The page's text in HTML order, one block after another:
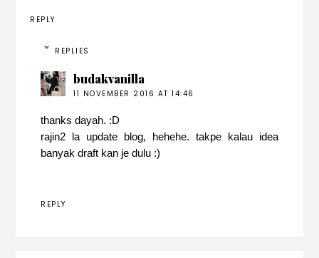
REPLY
REPLIES
budakvanilla
11 NOVEMBER 2016 AT 14:46
thanks dayah. :D
rajin2 la update blog, hehehe. takpe kalau idea
banyak draft kan je dulu :)
REPLY